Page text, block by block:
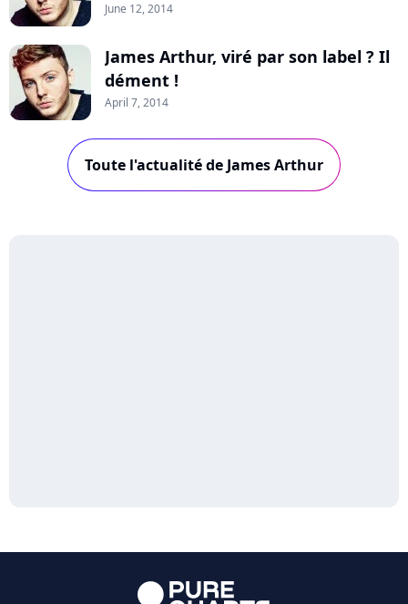
June 12, 2014
James Arthur, viré par son label ? Il
dément !
April 7, 2014
Toute l'actualité de James Arthur